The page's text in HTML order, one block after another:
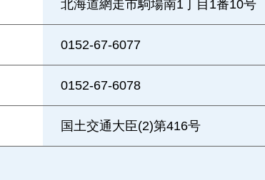
北海道網走市駒場南1丁目1番10号
0152-67-6077
0152-67-6078
国土交通大臣(2)第416号